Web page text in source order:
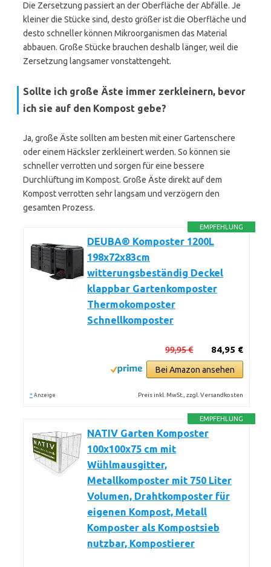
Die Zersetzung passiert an der Oberfläche der Abfälle. Je
kleiner die Stücke sind, desto größer ist die Oberfläche und
desto schneller können Mikroorganismen das Material
abbauen. Große Stücke brauchen deshalb länger, weil die
Zersetzung langsamer vonstattengeht.
Sollte ich große Äste immer zerkleinern, bevor
ich sie auf den Kompost gebe?
Ja, große Äste sollten am besten mit einer Gartenschere
oder einem Häcksler zerkleinert werden. So können sie
schneller verrotten und sorgen für eine bessere
Durchlüftung im Kompost. Große Äste direkt auf dem
Kompost verrotten sehr langsam und verzögern den
gesamten Prozess.
EMPFEHLUNG
DEUBA® Komposter 1200L
198x72x83cm
witterungsbeständig Deckel
klappbar Gartenkomposter
Thermokomposter
Schnellkomposter
84,95 €
99,95 €
Bei Amazon ansehen
* Anzeige Preis inkl. MwSt., zzgl. Versandkosten
EMPFEHLUNG
NATIV Garten Komposter
100x100x75 cm mit
Wühlmausgitter,
Metallkomposter mit 750 Liter
Volumen, Drahtkomposter für
eigenen Kompost, Metall
Komposter als Kompostsieb
nutzbar, Kompostierer